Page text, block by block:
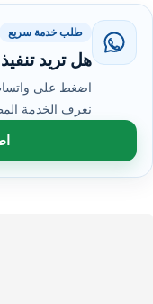
طلب خدمة سريع
هل تريد
اضغط على
نعرف الخدمة